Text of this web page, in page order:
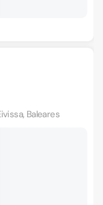
Baleares